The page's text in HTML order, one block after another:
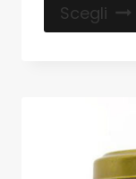
Scegli